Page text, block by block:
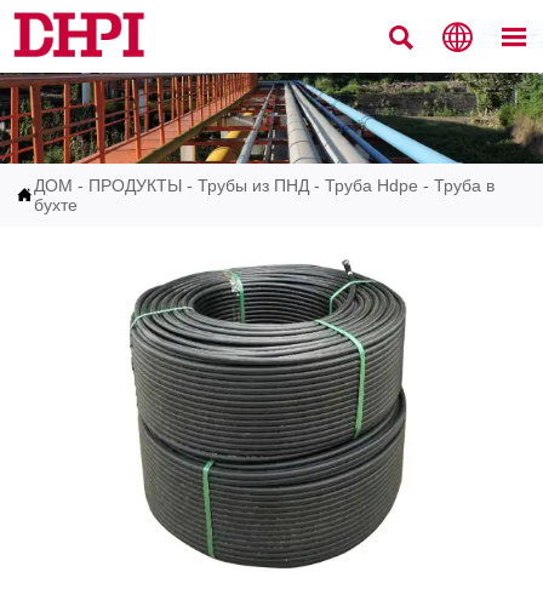
  
ДОМ - ПРОДУКТЫ -Трубы из ПНД -Труба Hdpe - Труба в
бухте